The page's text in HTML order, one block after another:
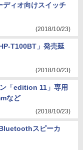
ィオ向けスイッチ
(2018/10/23)
T100BT」発売延
(2018/10/23)
「edition 11」専用
など
(2018/10/23)
スピーカ